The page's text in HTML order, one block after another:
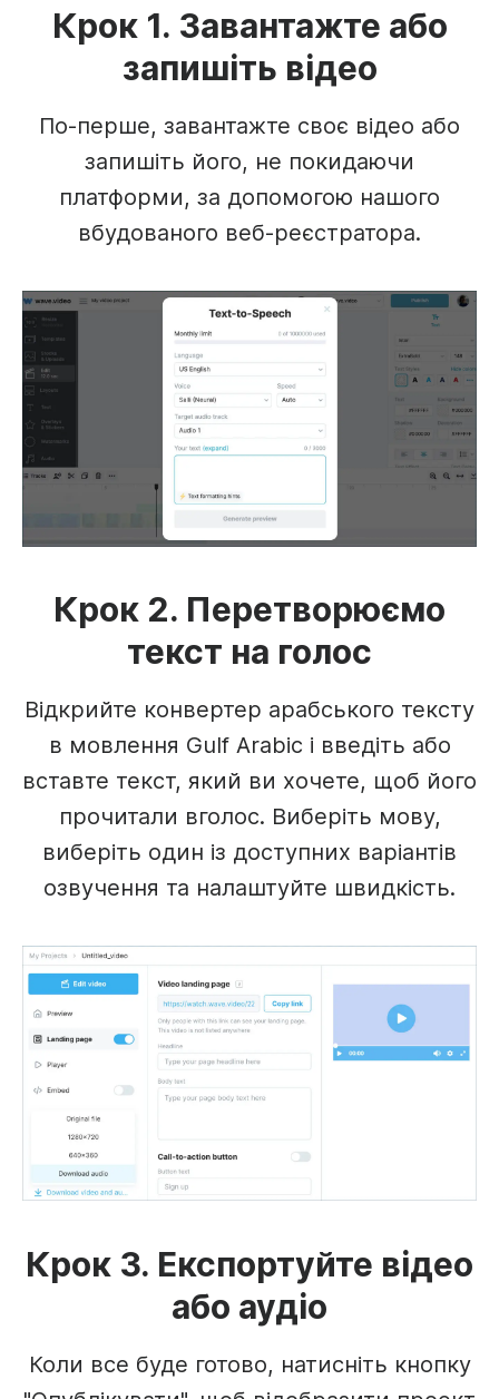
Крок 1. Завантажте або
запишіть відео
По-перше, завантажте своє відео або
запишіть його, не покидаючи
платформи, за допомогою нашого
вбудованого веб-реєстратора.
Крок 2. Перетворюємо
текст на голос
Відкрийте конвертер арабського тексту
в мовлення Gulf Arabic і введіть або
вставте текст, який ви хочете, щоб його
прочитали вголос. Виберіть мову,
виберіть один із доступних варіантів
озвучення та налаштуйте швидкість.
Крок 3. Експортуйте відео
або аудіо
Коли все буде готово, натисніть кнопку